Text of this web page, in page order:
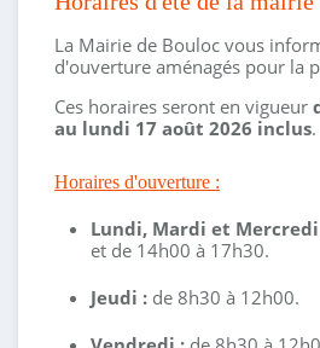
La Mairie de Bouloc vous
d'ouverture aménagés pour la
Ces horaires seront en vigueur
au lundi 17 août 2026 inclus.
Horaires d'ouverture :
Lundi, Mardi et
et de 14h00 à 17h30.
Jeudi : de 8h30 à 12h00.